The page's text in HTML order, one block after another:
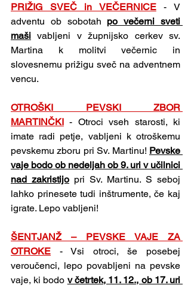
PRIŽIG SVEČ in VEČERNICE
- V
adventu ob sobotah po večerni sveti
maši vabljeni v župnijsko cerkev sv.
Martina k molitvi večernic in
slovesnemu prižigu sveč na adventnem
vencu.
OTROŠKI PEVSKI ZBOR
MARTINČKI - Otroci vseh starosti, ki
imate radi petje, vabljeni k otroškemu
pevskemu zboru pri Sv. Martinu! Pevske
vaje bodo ob nedeljah ob 9. uri v učilnici
nad zakristijo pri Sv. Martinu. S seboj
lahko prinesete tudi inštrumente, če kaj
igrate. Lepo vabljeni!
ŠENTJANŽ – PEVSKE VAJE ZA
OTROKE - Vsi otroci, še posebej
veroučenci, lepo povabljeni na pevske
vaje, ki bodo v četrtek, 11. 12., ob 17. uri